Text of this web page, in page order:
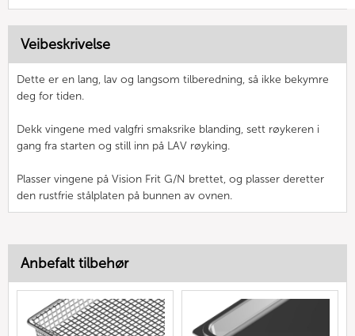
Veibeskrivelse
Dette er en lang, lav og langsom tilberedning, så ikke bekymre
deg for tiden.
Dekk vingene med valgfri smaksrike blanding, sett røykeren i
gang fra starten og still inn på LAV røyking.
Plasser vingene på Vision Frit G/N brettet, og plasser deretter
den rustfrie stålplaten på bunnen av ovnen.
Anbefalt tilbehør